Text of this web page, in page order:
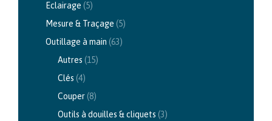
Eclairage (5)
Mesure & Traçage (5)
Outillage à main (63)
Autres (15)
Clés (4)
Couper(8)
Outils à douilles & cliquets (3)